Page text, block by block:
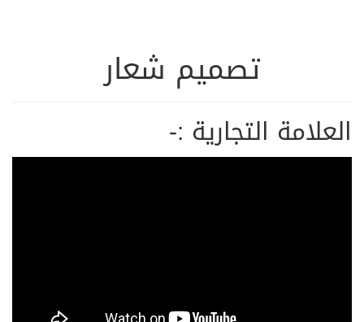
تصميم شعار
العلامة التجارية :-